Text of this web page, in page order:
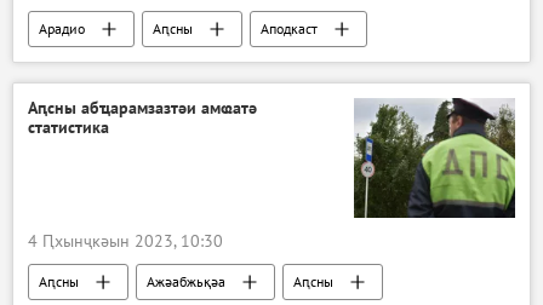
Арадио Аԥсны Аподкаст
Аԥсны абҵарамзазтәи амҩатә
статистика
4 Ԥхынҷкәын 2023, 10:30
Аԥсны Ажәабжьқәа Аԥсны